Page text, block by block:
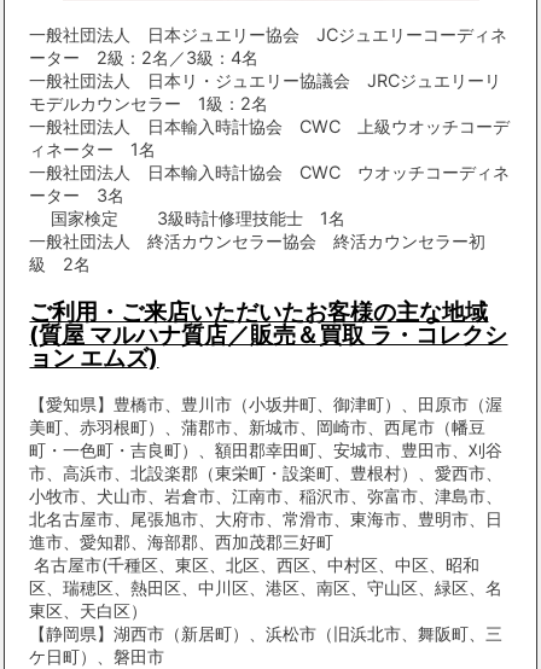
一般社団法人 日本ジュエリー協会 JCジュエリーコーディネ
ーター 2級：2名／3級：4名
一般社団法人 日本リ・ジュエリー協議会 JRCジュエリーリ
モデルカウンセラー 1級：2名
一般社団法人 日本輸入時計協会 CWC 上級ウオッチコーデ
ィネーター 1名
一般社団法人 日本輸入時計協会 CWC ウオッチコーディネ
ーター 3名
国家検定 3級時計修理技能士 1名
一般社団法人 終活カウンセラー協会 終活カウンセラー初
級 2名
ご利用・ご来店いただいたお客様の主な地域
(質屋 マルハナ質店／販売＆買取 ラ・コレクシ
ョン エムズ)
【愛知県】豊橋市、豊川市（小坂井町、御津町）、田原市（渥
美町、赤羽根町）、蒲郡市、新城市、岡崎市、西尾市（幡豆
町・一色町・吉良町）、額田郡幸田町、安城市、豊田市、刈谷
市、高浜市、北設楽郡（東栄町・設楽町、豊根村）、愛西市、
小牧市、犬山市、岩倉市、江南市、稲沢市、弥富市、津島市、
北名古屋市、尾張旭市、大府市、常滑市、東海市、豊明市、日
進市、愛知郡、海部郡、西加茂郡三好町
名古屋市(千種区、東区、北区、西区、中村区、中区、昭和
区、瑞穂区、熱田区、中川区、港区、南区、守山区、緑区、名
東区、天白区）
【静岡県】湖西市（新居町）、浜松市（旧浜北市、舞阪町、三
ケ日町）、磐田市